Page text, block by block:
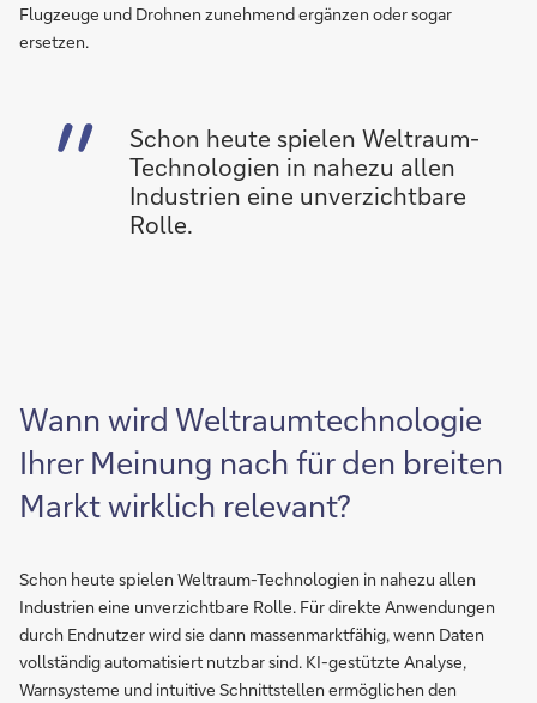
Flugzeuge und Drohnen zunehmend ergänzen oder sogar
ersetzen.
Schon heute spielen Weltraum-
Technologien in nahezu allen
Industrien eine unverzichtbare
Rolle.
Wann wird Weltraumtechnologie
Ihrer Meinung nach für den breiten
Markt wirklich relevant?
Schon heute spielen Weltraum-Technologien in nahezu allen
Industrien eine unverzichtbare Rolle. Für direkte Anwendungen
durch Endnutzer wird sie dann massenmarktfähig, wenn Daten
vollständig automatisiert nutzbar sind. KI-gestützte Analyse,
Warnsysteme und intuitive Schnittstellen ermöglichen den